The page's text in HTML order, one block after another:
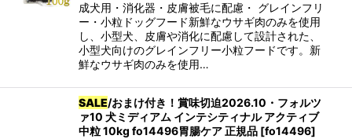
成犬用・消化器・皮膚被毛に配慮・ グレインフリ
ー・小粒ドッグフード新鮮なウサギ肉のみを使用
し、小型犬、皮膚や消化に配慮して設計された、
小型犬向けのグレインフリー小粒フードです。新
鮮なウサギ肉のみを使用…
SALE/おまけ付き！賞味切迫2026.10・フォルツ
ァ10 犬ミディアム インテシティナル アクティブ
中粒 10kg fo14496胃腸ケア 正規品 [fo14496]